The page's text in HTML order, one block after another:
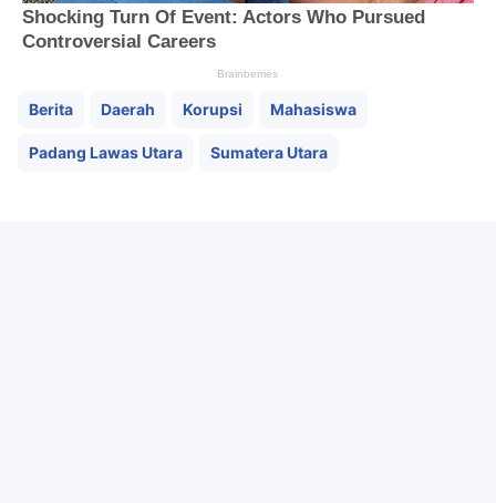
Berita Daerah Korupsi Mahasiswa
Padang Lawas Utara Sumatera Utara